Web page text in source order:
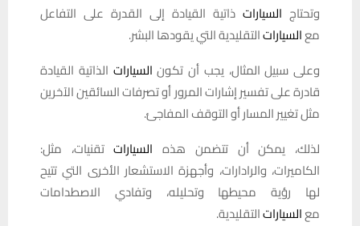
وتحتاج السيارات ذاتية القيادة إلى القدرة على التفاعل
معالسياراتالتقليدية التي يقودها البشر.
وعلى سبيل المثال، يجب أن تكون السيارات الذاتية القيادة
قادرة على تفسير إشارات المرور أو تصرفات السائقين الآخرين
مثل تغيير المسار أو التوقف المفاجئ.
لذلك، يمكن أن تتضمن هذه السياراتتقنيات، مثل:
الكاميرات، والرادارات، وأجهزة الاستشعار الأخرى التي تتيح
لها رؤية محيطها وتحليله، وتفادي الاصطدامات
معالسياراتالتقليدية.